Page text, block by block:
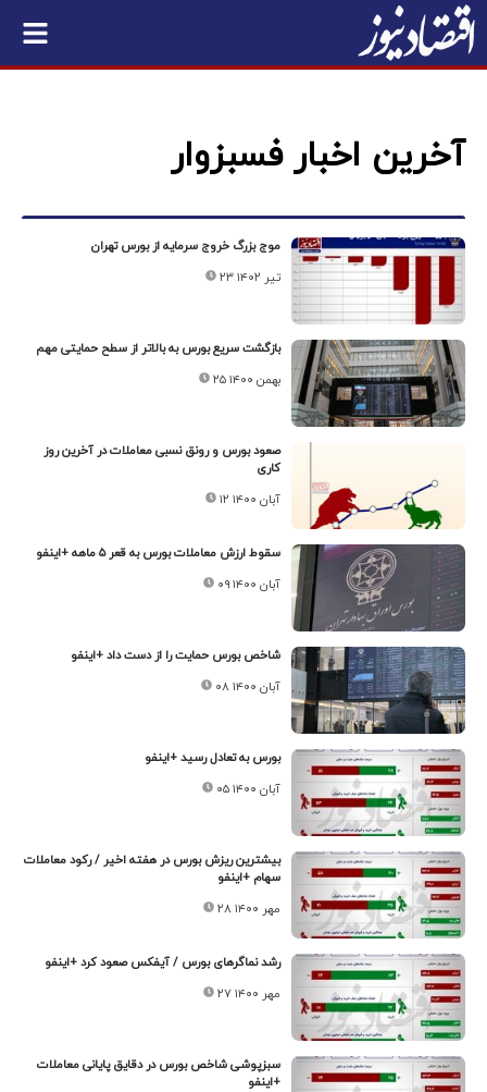
آخرین اخبار فسبزوار
موج بزرگ خروج سرمایه از بورس تهران
۲۳ تیر ۱۴۰۲
بازگشت سریع بورس به بالاتر از سطح حمایتی مهم
۲۵ بهمن ۱۴۰۰
صعود بورس و رونق نسبی معاملات در آخرین روز
کاری
۱۲ آبان ۱۴۰۰
سقوط ارزش معاملات بورس به قعر ۵ ماهه +اینفو
۰۹ آبان ۱۴۰۰
شاخص بورس حمایت را از دست داد +اینفو
۰۸ آبان ۱۴۰۰
بورس به تعادل رسید +اینفو
۰۵ آبان ۱۴۰۰
بیشترین ریزش بورس در هفته اخیر / رکود معاملات
سهام +اینفو
۲۸ مهر ۱۴۰۰
رشد نماگرهای بورس / آیفکس صعود کرد +اینفو
۲۷ مهر ۱۴۰۰
سبزپوشی شاخص بورس در دقایق پایانی معاملات
+اینفو